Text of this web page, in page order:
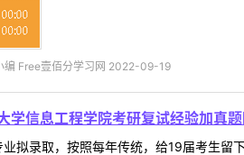
编 Free壹佰分学习网 2022-09-19
学信息工程学院考研复试经验加真
拟录取，按照每年传统，给19届考生留